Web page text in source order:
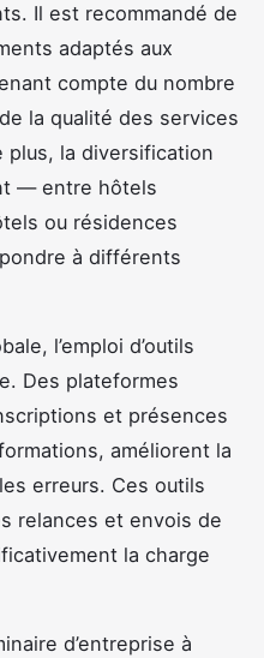
Il est recommandé de
adaptés aux
compte du nombre
la qualité des services
plus, la diversification
— entre hôtels
ou résidences
à différents
l’emploi d’outils
Des plateformes
et présences
améliorent la
erreurs. Ces outils
relances et envois de
la charge
d’entreprise à